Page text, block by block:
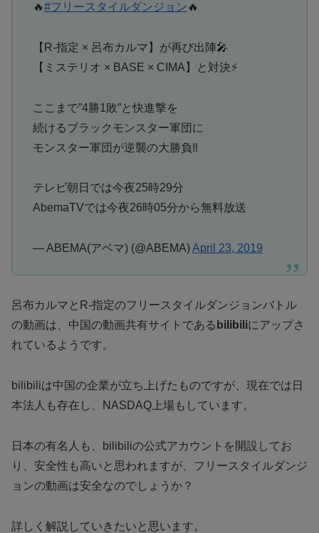
🔥#フリースタイルダンジョン 🔥
【R-指定 × 呂布カルマ】が再び出陣🎤
【ミステリオ × BASE × CIMA】と対決⚡️
ここまで”4勝1敗”と快進撃を
続けるブラックモンスター軍団に
モンスター軍団が逆襲の大勝負‼️
テレビ朝日では今夜25時29分
AbemaTVでは今夜26時05分から無料放送
— ABEMA(アベマ) (@ABEMA)April 23, 2019
呂布カルマとR-指定のフリースタイルダンジョンバトル
の動画は、中国の動画共有サイトである bilibiliにアップさ
れているようです。
bilibiliは中国の企業が立ち上げたものですが、現在では日
本法人も存在し、NASDAQ上場もしています。
日本の有名人も、bilibiliの公式アカウントを開設してお
り、安全性も高いと思われますが、フリースタイルダンジ
ョンの動画は安全なのでしょうか？
詳しく解説していきたいと思います。